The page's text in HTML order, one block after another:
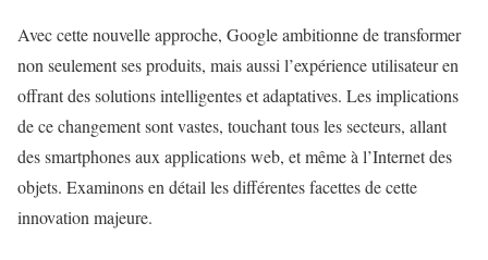
Avec cette nouvelle approche, Google ambitionne de transformer
non seulement ses produits, mais aussi l’expérience utilisateur en
offrant des solutions intelligentes et adaptatives. Les implications
de ce changement sont vastes, touchant tous les secteurs, allant
des smartphones aux applications web, et même à l’Internet des
objets. Examinons en détail les différentes facettes de cette
innovation majeure.